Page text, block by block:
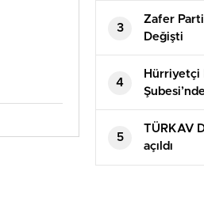
3
Zafer
Değişti
4
Hürriyetçi
Talebi
Okutulsun
5
TÜRKAV
açıldı